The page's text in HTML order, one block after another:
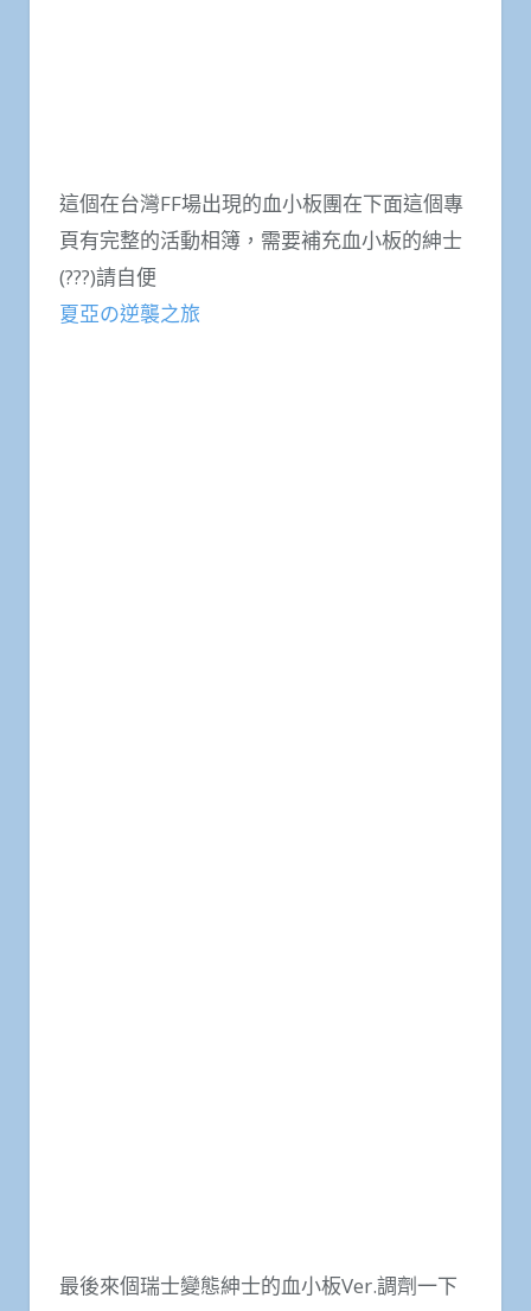
這個在台灣FF場出現的血小板團在下面這個專
頁有完整的活動相簿，需要補充血小板的紳士
(???)請自便
夏亞の逆襲之旅
最後來個瑞士變態紳士的血小板Ver.調劑一下